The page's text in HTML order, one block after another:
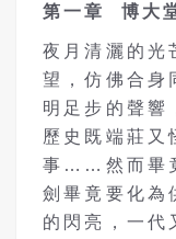
第一章 博大
夜月清灑的光
望，仿佛合身
明足步的聲響
歷史既端莊又
事……然而畢
劍畢竟要化為
的閃亮，一代